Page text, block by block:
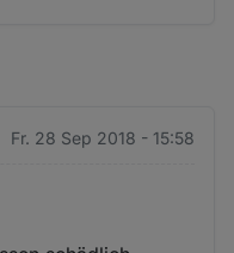
Fr. 28 Sep 2018 - 15:58